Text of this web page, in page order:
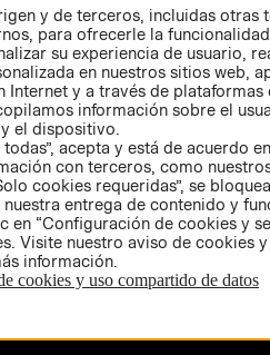
AVISO DE
PRIVACIDAD
GIFT CARD
AVISO DE
COOKIES
y de terceros, incluidas otras
para ofrecerle la
su experiencia de usuario,
en nuestros sitios web,
Internet y a través de plataformas
información sobre el
el dispositivo.
acepta y está de acuerdo
con terceros, como
cookies requeridas”, se
entrega de contenido y
en “Configuración de cookies y
Visite nuestro aviso de cookies
información.
cookies y uso compartido de datos